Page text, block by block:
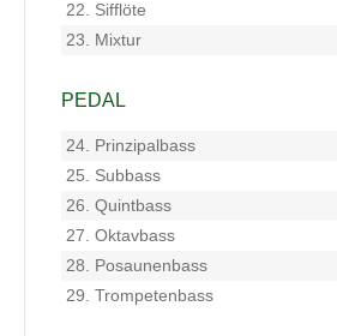
22.
Sifflöte
23.
Mixtur
PEDAL
24. Prinzipalbass
25.
Subbass
26. Quintbass
27. Oktavbass
28.
Posaunenbass
29. Trompetenbass